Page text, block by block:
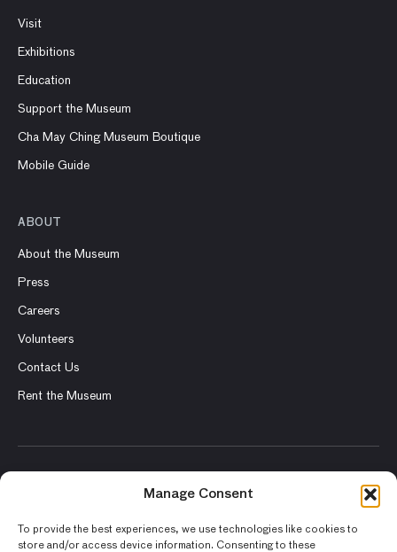
Manage Consent
To provide the best experiences, we use technologies like cookies to
store and/or access device information. Consenting to these
Visit
Exhibitions
Education
Support the Museum
Cha May Ching Museum Boutique
Mobile Guide
ABOUT
About the Museum
Press
Careers
Volunteers
Contact Us
Rent the Museum
© 2026 Asian Art Museum – Chong-Moon Lee Center for Asian
Terms and Conditions